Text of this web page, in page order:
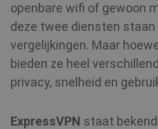
openbare wifi of gewoon
deze twee diensten staan
vergelijkingen. Maar
bieden ze heel
privacy, snelheid en
ExpressVPN staat